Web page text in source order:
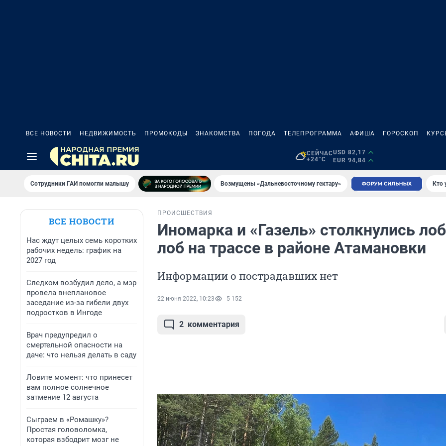
ВСЕ НОВОСТИ НЕДВИЖИМОСТЬ ПРОМОКОДЫ ЗНАКОМСТВА ПОГОДА ТЕЛЕПРОГРАММА АФИША ГОРОСКОП
СЕЙЧАС
+24°C
USD 82,17
EUR 94,84
Сотрудники ГАИ помогли малышу Возмущены «Дальневосточному гектару» Кто
ВСЕ НОВОСТИ
Нас ждут целых семь коротких
рабочих недель: график на
2027 год
Следком возбудил дело, а мэр
провела внеплановое
заседание из-за гибели двух
подростков в Ингоде
Врач предупредил о
смертельной опасности на
даче: что нельзя делать в саду
Ловите момент: что принесет
вам полное солнечное
затмение 12 августа
Сыграем в «Ромашку»?
Простая головоломка,
которая взбодрит мозг не
ПРОИСШЕСТВИЯ
Иномарка и «Газель» столкнулись
лоб на трассе в районе Атамановки
Информации о пострадавших нет
22 июня 2022, 10:23 5 152
2 комментария